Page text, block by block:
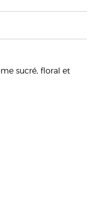
sucré, floral et